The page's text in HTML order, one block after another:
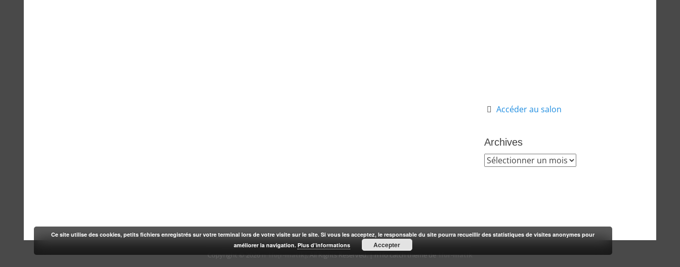
Accéder au salon
Archives
Archives
Copyright © 2026n'1fo[r-matik]. All Rights Reserved. | n1fo catch theme de1for-matik
Ce site utilise des cookies, petits fichiers enregistrés sur votre terminal lors de votre visite sur le site. Si vous les acceptez, le responsable du site pourra recueillir des statistiques de visites anonymes pour
améliorer la navigation. Plus d’informations Accepter